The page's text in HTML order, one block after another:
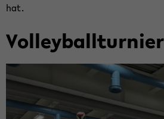
hat.